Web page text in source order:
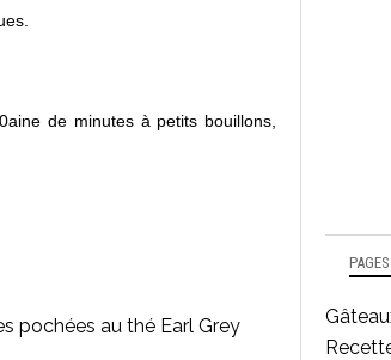
de minutes à petits bouillons,
PAGES